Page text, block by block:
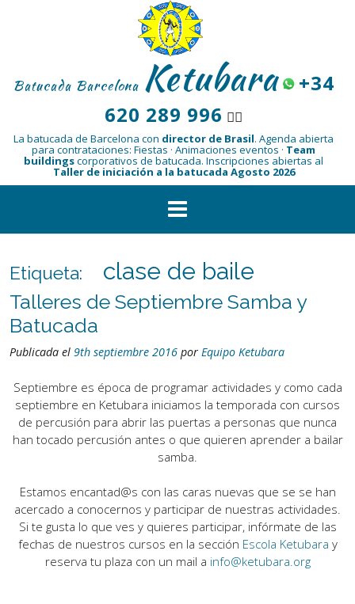
Batucada Barcelona Ketubara
+34
620 289 996 👆🏾
La batucada de Barcelona con director de Brasil. Agenda abierta
para contrataciones: Fiestas · Animaciones eventos · Team
buildingscorporativos de batucada. Inscripciones abiertas al
Taller de iniciación a la batucada Agosto 2026
Etiqueta: clase de baile
Talleres de Septiembre Samba y
Batucada
Publicada el 9th septiembre 2016 por Equipo Ketubara
Septiembre es época de programar actividades y como cada
septiembre en Ketubara iniciamos la temporada con cursos
de percusión para abrir las puertas a personas que nunca
han tocado percusión antes o que quieren aprender a bailar
samba.
Estamos encantad@s con las caras nuevas que se se han
acercado a conocernos y participar de nuestras actividades.
Si te gusta lo que ves y quieres participar, infórmate de las
fechas de nuestros cursos en la sección Escola Ketubara y
reserva tu plaza con un mail a info@ketubara.org